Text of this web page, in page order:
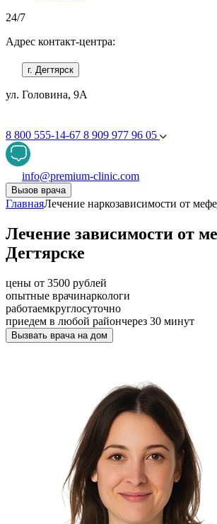
24/7
Адрес контакт-центра:
г. Дегтярск
ул. Головина, 9А
8 800 555-14-67 8 909 977 96 05
info@premium-clinic.com
Вызов врача
ГлавнаяЛечение наркозависимости от
Лечение зависимости от
Дегтярске
цены от 3500 рублей
опытные врачинаркологи
работаемкруглосуточно
приедем в любой райончерез 30 минут
Вызвать врача на дом